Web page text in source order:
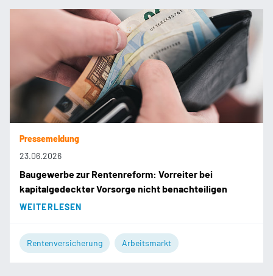
Pressemeldung
23.06.2026
Baugewerbe zur Rentenreform: Vorreiter bei
kapitalgedeckter Vorsorge nicht benachteiligen
WEITERLESEN
Rentenversicherung Arbeitsmarkt